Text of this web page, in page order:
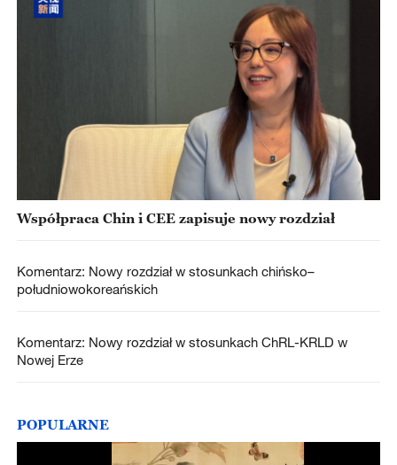
Współpraca Chin i CEE zapisuje nowy rozdział
Komentarz: Nowy rozdział w stosunkach chińsko–
południowokoreańskich
Komentarz: Nowy rozdział w stosunkach ChRL-KRLD w
Nowej Erze
POPULARNE